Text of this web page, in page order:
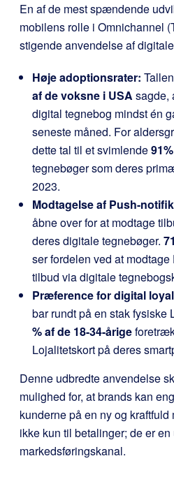
En af de mest spændende
mobilens rolle i Omnichannel
stigende anvendelse af
Høje adoptionsrater:
af de voksne i USA sagde,
digital tegnebog mindst én
seneste måned. For
dette tal til et svimlende91%
tegnebøger som deres
2023.
Modtagelse af Push-
åbne over for at modtage
deres digitale tegnebøger.
ser fordelen ved at
tilbud via digitale
Præference for digital
bar rundt på en stak fysiske
% af de 18-34-årige
Lojalitetskort på deres
Denne udbredte anvendelse
mulighed for, at brands kan
kunderne på en ny og
ikke kun til betalinger; de er en
markedsføringskanal.